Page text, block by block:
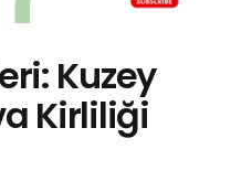
Kuzey
Kirliliği